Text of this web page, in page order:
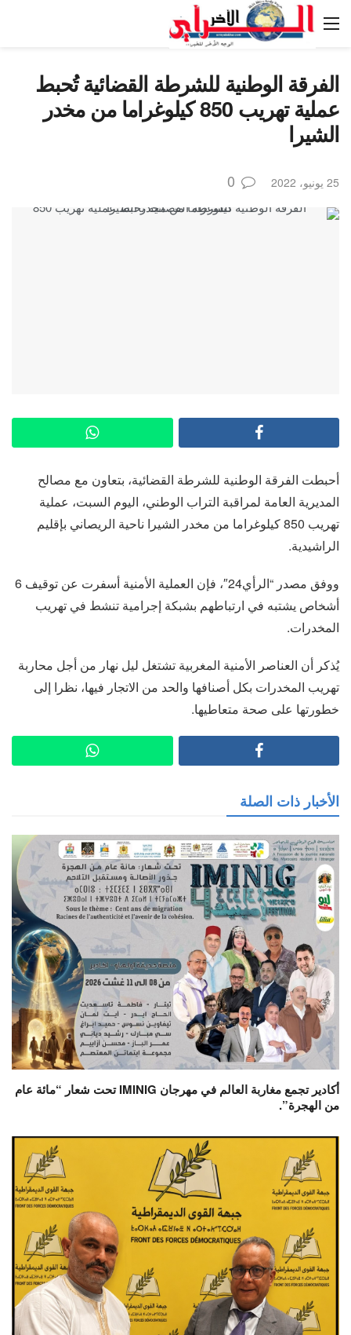
الفرقة الوطنية للشرطة القضائية تُحبط
عملية تهريب 850 كيلوغراما من مخدر
الشيرا
25 يونيو، 2022 0
أحبطت الفرقة الوطنية للشرطة القضائية، بتعاون مع مصالح
المديرية العامة لمراقبة التراب الوطني، اليوم السبت، عملية
تهريب 850 كيلوغراما من مخدر الشيرا ناحية الريصاني بإقليم
الراشيدية.
ووفق مصدر “الرأي24″، فإن العملية الأمنية أسفرت عن توقيف 6
أشخاص يشتبه في ارتباطهم بشبكة إجرامية تنشط في تهريب
المخدرات.
يُذكر أن العناصر الأمنية المغربية تشتغل ليل نهار من أجل محاربة
تهريب المخدرات بكل أصنافها والحد من الاتجار فيها، نظرا إلى
خطورتها على صحة متعاطيها.
الأخبار ذات الصلة
أكادير تجمع مغاربة العالم في مهرجان IMINIG تحت شعار “مائة عام
من الهجرة”.